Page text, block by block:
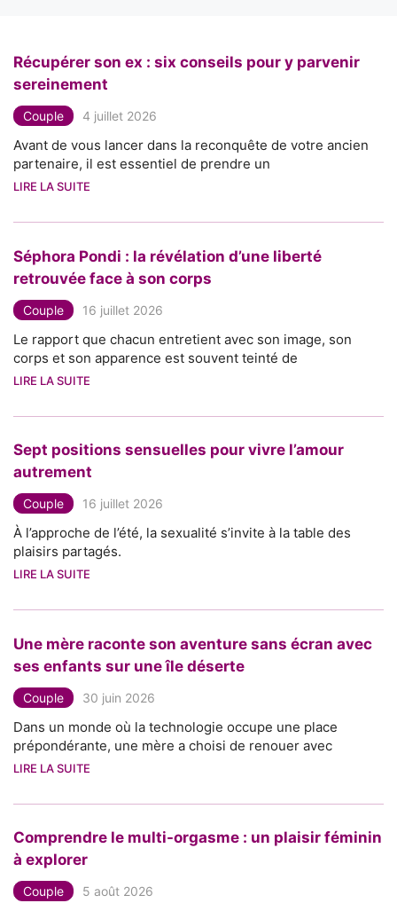
Récupérer son ex : six conseils pour y parvenir
sereinement
Couple 4 juillet 2026
Avant de vous lancer dans la reconquête de votre ancien
partenaire, il est essentiel de prendre un
LIRE LA SUITE
Séphora Pondi : la révélation d’une liberté
retrouvée face à son corps
Couple 16 juillet 2026
Le rapport que chacun entretient avec son image, son
corps et son apparence est souvent teinté de
LIRE LA SUITE
Sept positions sensuelles pour vivre l’amour
autrement
Couple 16 juillet 2026
À l’approche de l’été, la sexualité s’invite à la table des
plaisirs partagés.
LIRE LA SUITE
Une mère raconte son aventure sans écran avec
ses enfants sur une île déserte
Couple 30 juin 2026
Dans un monde où la technologie occupe une place
prépondérante, une mère a choisi de renouer avec
LIRE LA SUITE
Comprendre le multi-orgasme : un plaisir féminin
à explorer
Couple 5 août 2026